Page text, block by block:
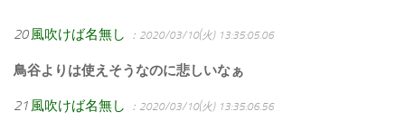
20 風吹けば名無し ：2020/03/10(火) 13:35:05.06
鳥谷よりは使えそうなのに悲しいなぁ
21 風吹けば名無し ：2020/03/10(火) 13:35:06.56